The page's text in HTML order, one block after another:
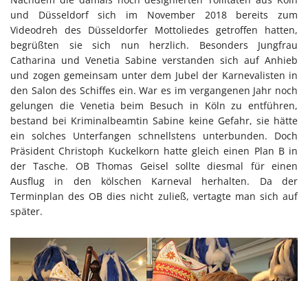
und Düsseldorf sich im November 2018 bereits zum
Videodreh des Düsseldorfer Mottoliedes getroffen hatten,
begrüßten sie sich nun herzlich. Besonders Jungfrau
Catharina und Venetia Sabine verstanden sich auf Anhieb
und zogen gemeinsam unter dem Jubel der Karnevalisten in
den Salon des Schiffes ein. War es im vergangenen Jahr noch
gelungen die Venetia beim Besuch in Köln zu entführen,
bestand bei Kriminalbeamtin Sabine keine Gefahr, sie hätte
ein solches Unterfangen schnellstens unterbunden. Doch
Präsident Christoph Kuckelkorn hatte gleich einen Plan B in
der Tasche. OB Thomas Geisel sollte diesmal für einen
Ausflug in den kölschen Karneval herhalten. Da der
Terminplan des OB dies nicht zuließ, vertagte man sich auf
später.